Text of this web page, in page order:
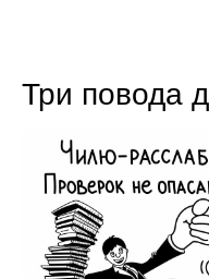
Три повода